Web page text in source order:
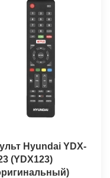
Hyundai YDX-
(YDX123)